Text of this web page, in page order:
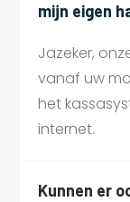
mijn eigen
Jazeker,
vanaf uw
het
internet.
Kunnen er